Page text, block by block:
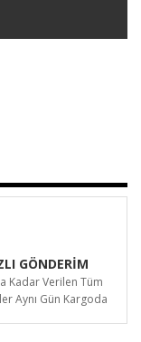
GÖNDERİM
Kadar Verilen Tüm
Aynı Gün Kargoda